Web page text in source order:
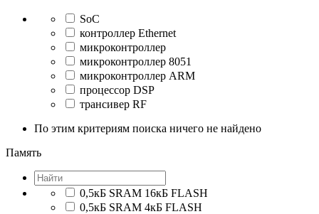
SoC
контроллер Ethernet
микроконтроллер
микроконтроллер 8051
микроконтроллер ARM
процессор DSP
трансивер RF
По этим критериям поиска ничего не найдено
Память
0,5кБ SRAM 16кБ FLASH
0,5кБ SRAM 4кБ FLASH